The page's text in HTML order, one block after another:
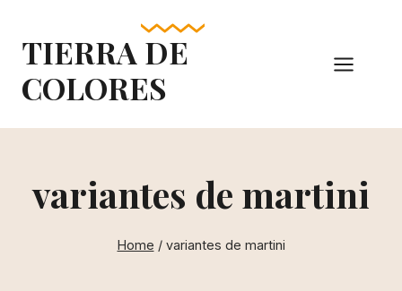
content
TIERRA DE
COLORES
variantes de martini
Home / variantes de martini